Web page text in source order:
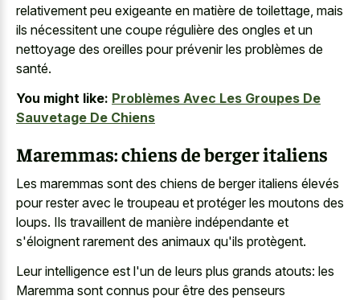
relativement peu exigeante en matière de toilettage, mais
ils nécessitent une coupe régulière des ongles et un
nettoyage des oreilles pour prévenir les problèmes de
santé.
You might like: Problèmes Avec Les Groupes De
Sauvetage De Chiens
Maremmas: chiens de berger italiens
Les maremmas sont des chiens de berger italiens élevés
pour rester avec le troupeau et protéger les moutons des
loups. Ils travaillent de manière indépendante et
s'éloignent rarement des animaux qu'ils protègent.
Leur intelligence est l'un de leurs plus grands atouts: les
Maremma sont connus pour être des penseurs